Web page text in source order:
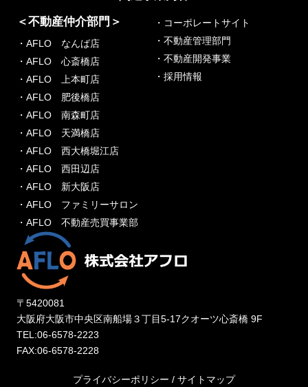
＜不動産仲介部門＞
・AFLO なんば店
・AFLO 心斎橋店
・AFLO 上本町店
・AFLO 肥後橋店
・AFLO 南森町店
・AFLO 天満橋店
・AFLO 西大橋堀江店
・AFLO 西田辺店
・AFLO 新大阪店
・AFLO ファミリーサロン
・AFLO 不動産売買事業部
・コーポレートサイト
・不動産管理部門
・不動産開発事業
・採用情報
〒5420081
大阪府大阪市中央区南船場３丁目5-17クオーツ心斎橋 9F
TEL:06-6578-2223
FAX:06-6578-2228
プライバシーポリシー / サイトマップ